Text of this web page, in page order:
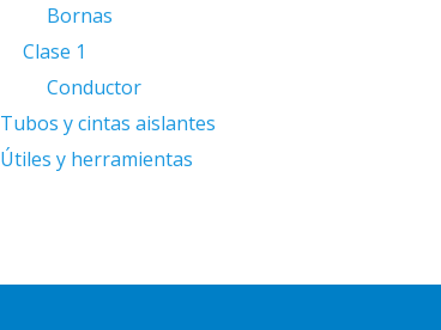
Bornas
Clase 1
Conductor
Tubos y cintas aislantes
Útiles y herramientas